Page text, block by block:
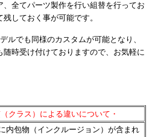
全てパーツ製作を行い組替を行ってお
しておく事が可能です。
ルでも同様のカスタムが可能となり、
時受け付けておりますので、お気軽に
クラス）による違いについて・
内包物（インクルージョン）が含まれ